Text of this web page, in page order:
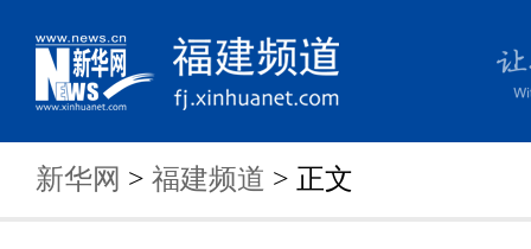
新华网 > 福建频道 > 正文